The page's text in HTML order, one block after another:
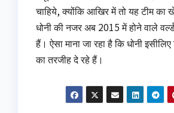
चाहिये, क्योंकि आखिर में तो यह टीम का
धोनी की नजर अब 2015 में होने वाले
हैं। ऐसा माना जा रहा है कि धोनी
का तरजीह दे रहे हैं।